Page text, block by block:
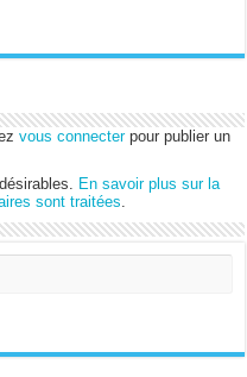
vous connecterpour publier un
En savoir plus sur la
sont traitées